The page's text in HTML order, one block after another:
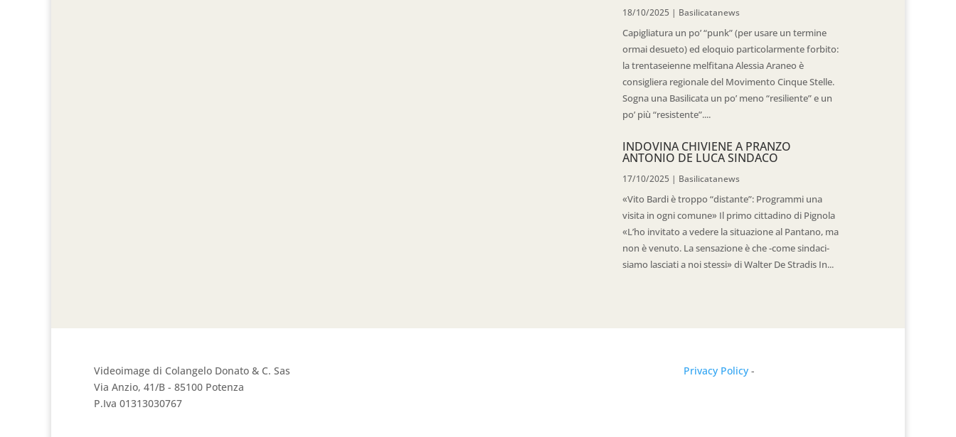
18/10/2025 | Basilicatanews
Capigliatura un po’ “punk” (per usare un termine
ormai desueto) ed eloquio particolarmente forbito:
la trentaseienne melfitana Alessia Araneo è
consigliera regionale del Movimento Cinque Stelle.
Sogna una Basilicata un po’ meno “resiliente” e un
po’ più “resistente”....
INDOVINA CHIVIENE A PRANZO
ANTONIO DE LUCA SINDACO
17/10/2025 | Basilicatanews
«Vito Bardi è troppo “distante”: Programmi una
visita in ogni comune» Il primo cittadino di Pignola
«L’ho invitato a vedere la situazione al Pantano, ma
non è venuto. La sensazione è che -come sindaci-
siamo lasciati a noi stessi» di Walter De Stradis In...
Videoimage di Colangelo Donato & C. Sas
Via Anzio, 41/B - 85100 Potenza
P.Iva 01313030767
Privacy Policy-